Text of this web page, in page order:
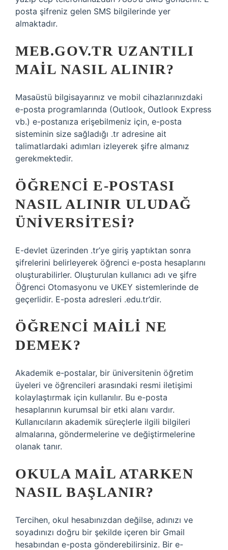
posta şifreniz gelen SMS bilgilerinde yer
almaktadır.
MEB.GOV.TR UZANTILI
MAIL NASIL ALINIR?
Masaüstü bilgisayarınız ve mobil cihazlarınızdaki
e-posta programlarında (Outlook, Outlook Express
vb.) e-postanıza erişebilmeniz için, e-posta
sisteminin size sağladığı .tr adresine ait
talimatlardaki adımları izleyerek şifre almanız
gerekmektedir.
ÖĞRENCI E-POSTASI
NASIL ALINIR ULUDAĞ
ÜNIVERSITESI?
E-devlet üzerinden .tr’ye giriş yaptıktan sonra
şifrelerini belirleyerek öğrenci e-posta hesaplarını
oluşturabilirler. Oluşturulan kullanıcı adı ve şifre
Öğrenci Otomasyonu ve UKEY sistemlerinde de
geçerlidir. E-posta adresleri .edu.tr’dir.
ÖĞRENCI MAILI NE
DEMEK?
Akademik e-postalar, bir üniversitenin öğretim
üyeleri ve öğrencileri arasındaki resmi iletişimi
kolaylaştırmak için kullanılır. Bu e-posta
hesaplarının kurumsal bir etki alanı vardır.
Kullanıcıların akademik süreçlerle ilgili bilgileri
almalarına, göndermelerine ve değiştirmelerine
olanak tanır.
OKULA MAIL ATARKEN
NASIL BAŞLANIR?
Tercihen, okul hesabınızdan değilse, adınızı ve
soyadınızı doğru bir şekilde içeren bir Gmail
hesabından e-posta gönderebilirsiniz. Bir e-